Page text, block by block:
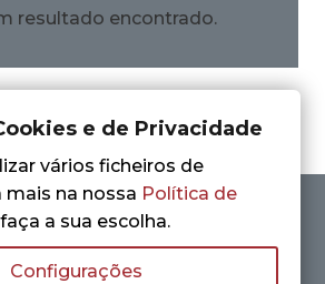
resultado encontrado.
e de Privacidade
vários ficheiros de
mais na nossa Política de
a sua escolha.
Configurações